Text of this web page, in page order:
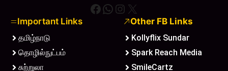
Facebook
WhatsApp
Instagram
X
Important Links
தமிழ்நாடு
தொழில்நுட்பம்
சுற்றுலா
Other FB Links
Kollyflix Sundar
Spark Reach Media
SmileCartz